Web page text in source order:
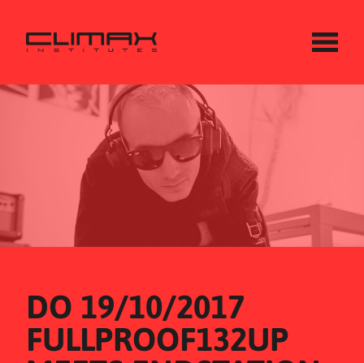
DO 19/10/2017
FULLPROOF132UP